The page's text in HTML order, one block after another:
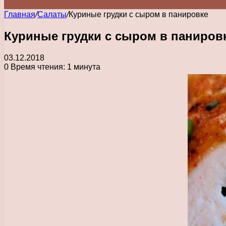
Главная/Салаты/Куриные грудки с сыром в панировке
Куриные грудки с сыром в
03.12.2018
0 Время чтения: 1 минута